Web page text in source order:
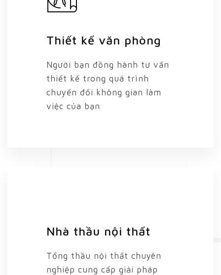
Thiết kế văn phòng
Người bạn đồng hành tư vấn
thiết kế trong quá trình
chuyển đổi không gian làm
việc của bạn
Nhà thầu nội thất
Tổng thầu nội thất chuyên
nghiệp cung cấp giải pháp